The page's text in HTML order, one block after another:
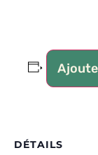
DÉTAILS